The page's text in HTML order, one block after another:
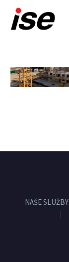
NAŠE SLUŽBY